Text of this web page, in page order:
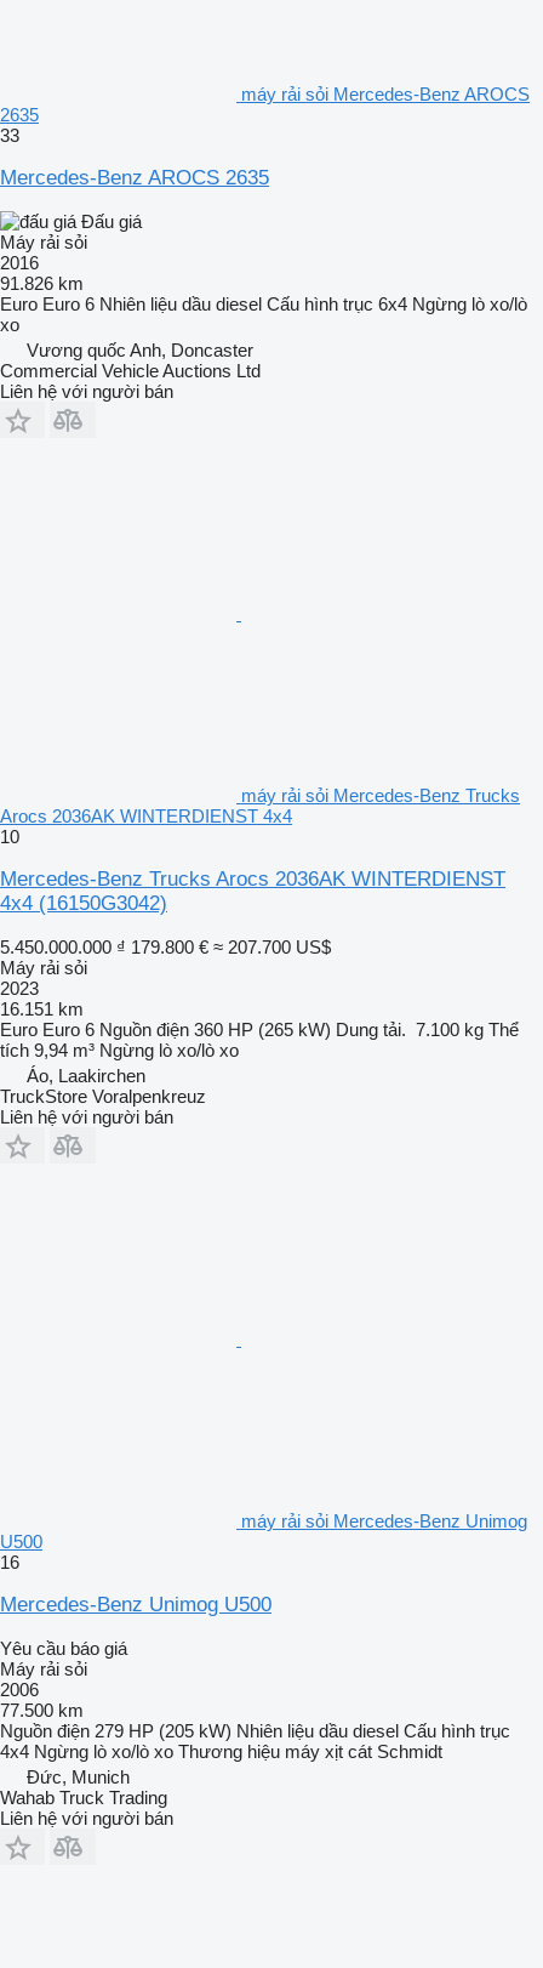
máy rải sỏi Mercedes-Benz AROCS
2635
33
Mercedes-Benz AROCS 2635
Đấu giá
Máy rải sỏi
2016
91.826 km
Euro Euro 6 Nhiên liệu dầu diesel Cấu hình trục 6x4 Ngừng lò xo/lò
xo
Vương quốc Anh, Doncaster
Commercial Vehicle Auctions Ltd
Liên hệ với người bán
máy rải sỏi Mercedes-Benz Trucks
Arocs 2036AK WINTERDIENST 4x4
10
Mercedes-Benz Trucks Arocs 2036AK WINTERDIENST
4x4 (16150G3042)
5.450.000.000 ₫ 179.800 € ≈ 207.700 US$
Máy rải sỏi
2023
16.151 km
Euro Euro 6 Nguồn điện 360 HP (265 kW) Dung tải. 7.100 kg Thể
tích 9,94 m³ Ngừng lò xo/lò xo
Áo, Laakirchen
TruckStore Voralpenkreuz
Liên hệ với người bán
máy rải sỏi Mercedes-Benz Unimog
U500
16
Mercedes-Benz Unimog U500
Yêu cầu báo giá
Máy rải sỏi
2006
77.500 km
Nguồn điện 279 HP (205 kW) Nhiên liệu dầu diesel Cấu hình trục
4x4 Ngừng lò xo/lò xo Thương hiệu máy xịt cát Schmidt
Đức, Munich
Wahab Truck Trading
Liên hệ với người bán